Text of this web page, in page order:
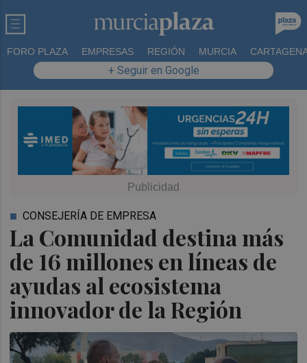
FORO PLAZA EMPRESAS REGIÓN MURCIA
+ Seguir en Google
La Comunidad destina más
de 16 millones en líneas de
ayudas al ecosistema
innovador de la Región
CONSEJERÍA DE EMPRESA